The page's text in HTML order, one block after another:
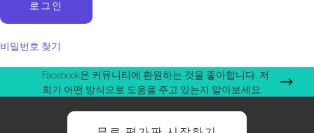
비밀번호 찾기
Facebook은 커뮤니티에 환원하는 것을 좋아합니다. 저
희가 어떤 방식으로 도움을 주고 있는지 알아보세요.